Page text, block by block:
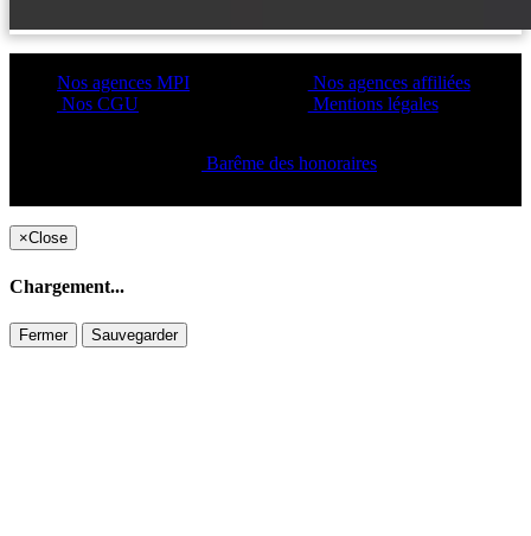
Nos agences MPI
Nos CGU
Nos agences affiliées
Mentions légales
Barême des honoraires
×Close
Chargement...
Fermer Sauvegarder